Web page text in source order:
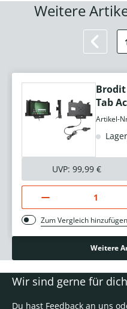
Weitere
Tab
Artikel-
UVP: 99,99 €
Zum Vergleich hinzufügen
Weitere
Wir sind gerne für
Du hast Feedback an uns